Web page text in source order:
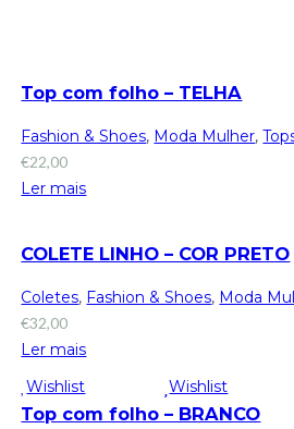
Top com folho – TELHA
Fashion & Shoes, Moda Mulher,
€22,00
Ler mais
COLETE LINHO – COR PRETO
Coletes, Fashion & Shoes, Moda
€32,00
Ler mais
Wishlist
Wishlist
Top com folho – BRANCO